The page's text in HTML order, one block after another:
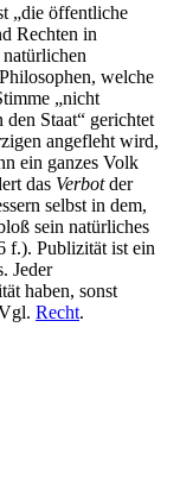
„die öffentliche
Rechten in
natürlichen
welche
„nicht
den Staat“ gerichtet
angefleht wird,
ein ganzes Volk
das Verbotder
selbst in dem,
sein natürliches
f.). Publizität ist ein
Jeder
haben, sonst
Recht.